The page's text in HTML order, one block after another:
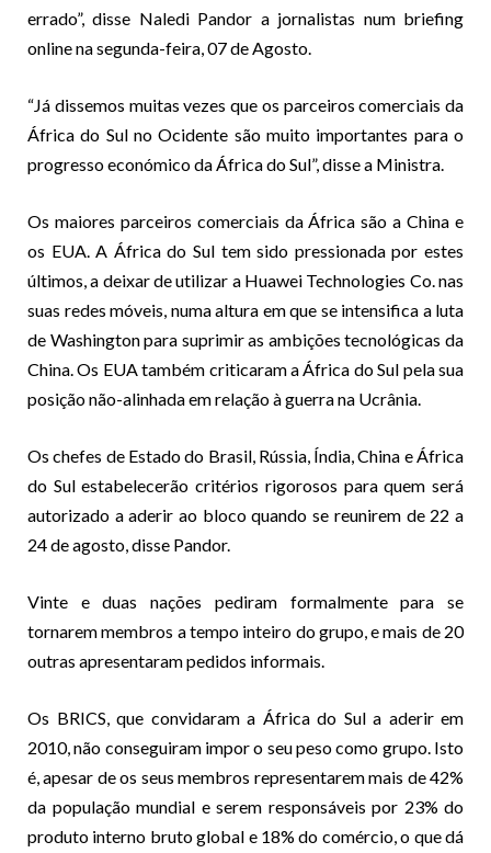
errado”, disse Naledi Pandor a jornalistas num briefing
online na segunda-feira, 07 de Agosto.
“Já dissemos muitas vezes que os parceiros comerciais da
África do Sul no Ocidente são muito importantes para o
progresso económico da África do Sul”, disse a Ministra.
Os maiores parceiros comerciais da África são a China e
os EUA. A África do Sul tem sido pressionada por estes
últimos, a deixar de utilizar a Huawei Technologies Co. nas
suas redes móveis, numa altura em que se intensifica a luta
de Washington para suprimir as ambições tecnológicas da
China. Os EUA também criticaram a África do Sul pela sua
posição não-alinhada em relação à guerra na Ucrânia.
Os chefes de Estado do Brasil, Rússia, Índia, China e África
do Sul estabelecerão critérios rigorosos para quem será
autorizado a aderir ao bloco quando se reunirem de 22 a
24 de agosto, disse Pandor.
Vinte e duas nações pediram formalmente para se
tornarem membros a tempo inteiro do grupo, e mais de 20
outras apresentaram pedidos informais.
Os BRICS, que convidaram a África do Sul a aderir em
2010, não conseguiram impor o seu peso como grupo. Isto
é, apesar de os seus membros representarem mais de 42%
da população mundial e serem responsáveis por 23% do
produto interno bruto global e 18% do comércio, o que dá